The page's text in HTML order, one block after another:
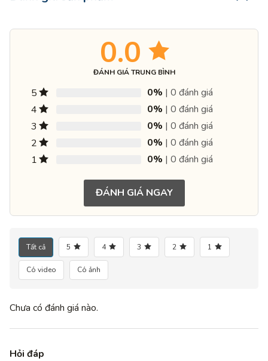
0.0
ĐÁNH GIÁ TRUNG BÌNH
5 0% | 0 đánh giá
4
0% | 0 đánh giá
3
0% | 0 đánh giá
2
0% | 0 đánh giá
1
0% | 0 đánh giá
ĐÁNH GIÁ NGAY
Tất cả 5 4 3 2 1
Có video Có ảnh
Chưa có đánh giá nào.
Hỏi đáp